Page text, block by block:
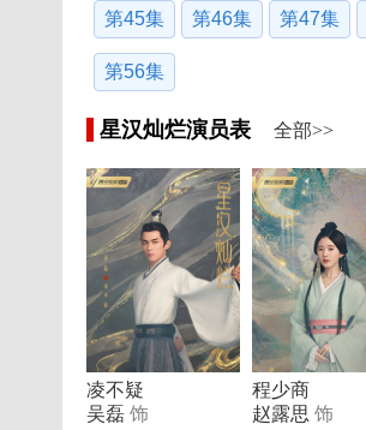
第45集 第46集 第47集
第56集
星汉灿烂演员表 全部>>
凌不疑
吴磊 饰
程少商
赵露思 饰